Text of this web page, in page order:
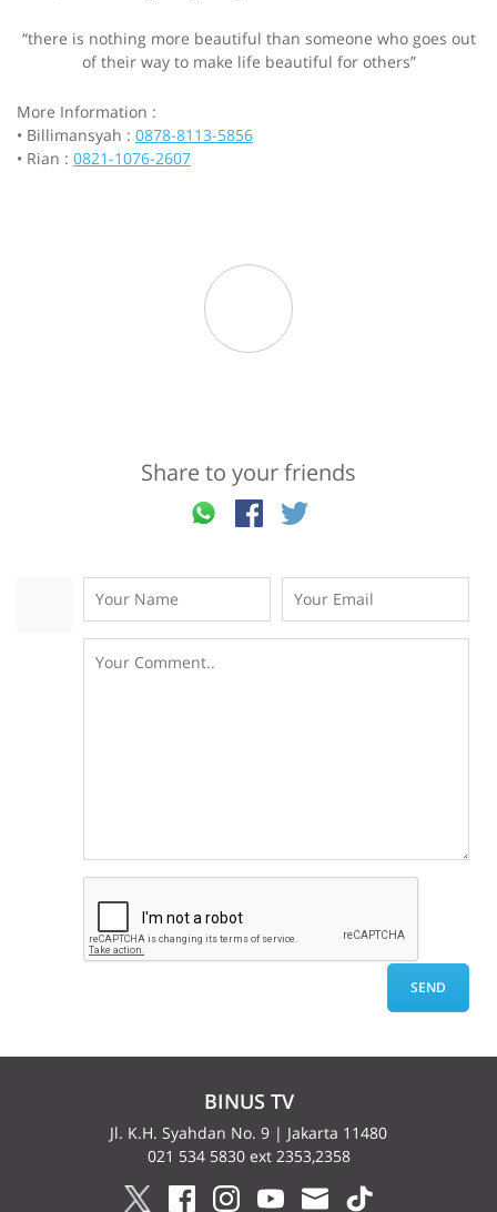
“there is nothing more beautiful than someone who goes out
of their way to make life beautiful for others”
More Information :
• Billimansyah : 0878-8113-5856
• Rian : 0821-1076-2607
Share to your friends
BINUS TV
Jl. K.H. Syahdan No. 9 | Jakarta 11480
021 534 5830 ext 2353,2358